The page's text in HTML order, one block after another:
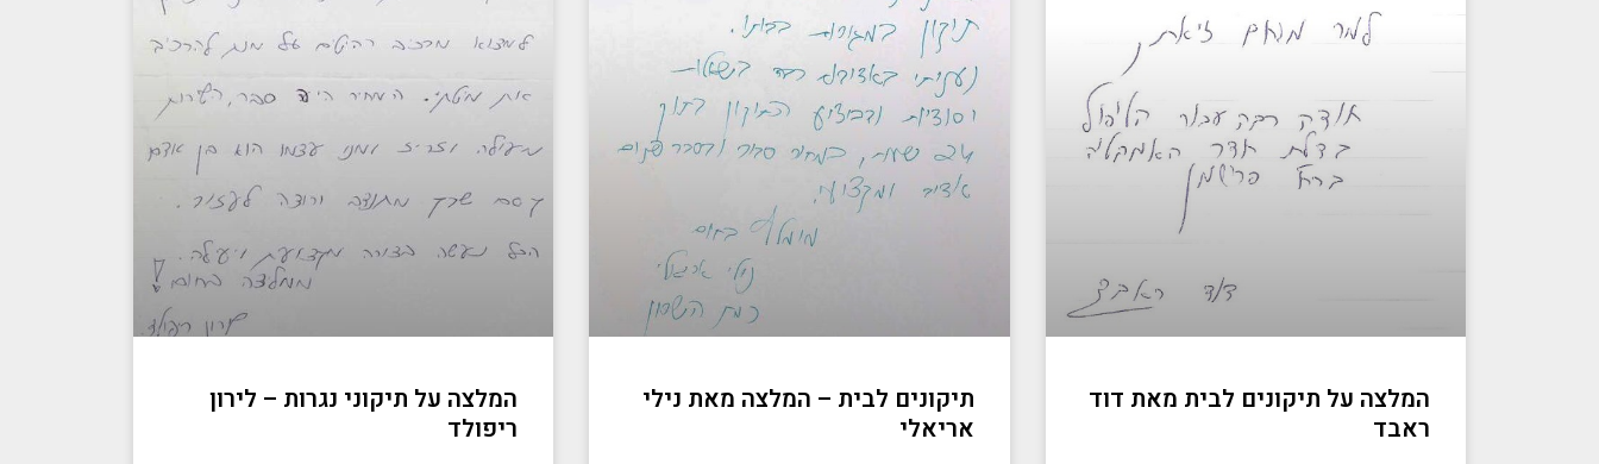
המלצה על תיקונים לבית מאת דוד
ראבד
תיקונים לבית – המלצה מאת נילי
אריאלי
המלצה על תיקוני נגרות – לירון
ריפולד